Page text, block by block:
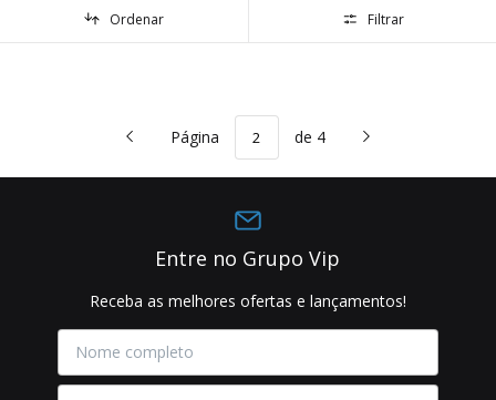
Ordenar Filtrar
Página de 4
Entre no Grupo Vip
Receba as melhores ofertas e lançamentos!